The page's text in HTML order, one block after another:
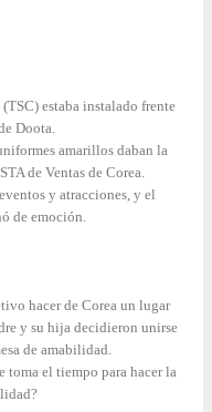
estaba instalado frente
Doota.
amarillos daban la
de Ventas de Corea.
y atracciones, y el
de emoción.
hacer de Corea un lugar
y su hija decidieron unirse
de amabilidad.
toma el tiempo para hacer la